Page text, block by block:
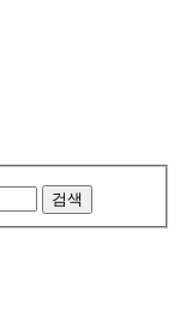
검색